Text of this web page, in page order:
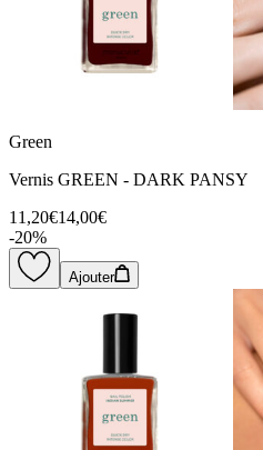
Green
Vernis GREEN - DARK PANSY
11,20€14,00€
-20%
Ajouter